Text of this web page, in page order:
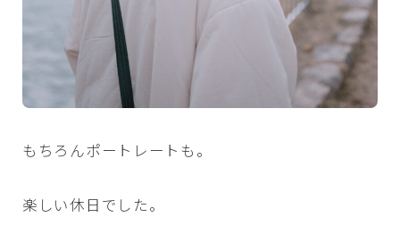
もちろんポートレートも。
楽しい休日でした。